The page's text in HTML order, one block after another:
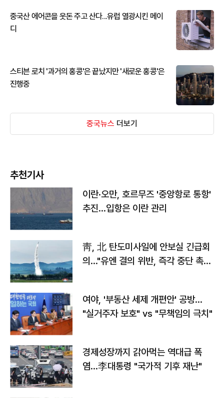
중국산 에어콘을 웃돈 주고 산다...유럽 열광시킨 메이
디
스티븐 로치 '과거의 홍콩'은 끝났지만 '새로운 홍콩'은
진행중
중국뉴스 더보기
추천기사
이란·오만, 호르무즈 '중앙항로 통항'
추진…입항은 이란 관리
靑, 北 탄도미사일에 안보실 긴급회
의…"유엔 결의 위반, 즉각 중단 촉
여야, '부동산 세제 개편안' 공방…
"실거주자 보호" vs "무책임의 극치"
경제성장까지 갉아먹는 역대급 폭
염…李대통령 "국가적 기후 재난"